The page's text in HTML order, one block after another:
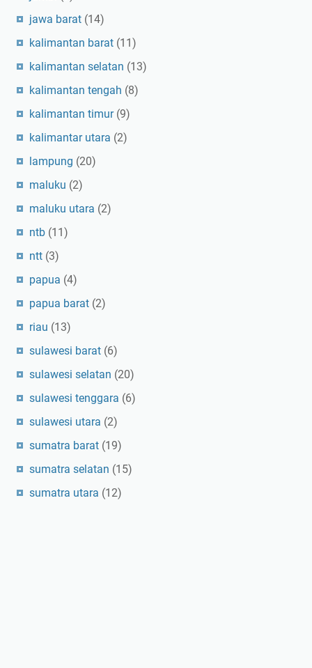
jawa barat (14)
kalimantan barat (11)
kalimantan selatan (13)
kalimantan tengah (8)
kalimantan timur (9)
kalimantar utara (2)
lampung (20)
maluku (2)
maluku utara (2)
ntb (11)
ntt (3)
papua (4)
papua barat (2)
riau (13)
sulawesi barat (6)
sulawesi selatan (20)
sulawesi tenggara (6)
sulawesi utara (2)
sumatra barat (19)
sumatra selatan (15)
sumatra utara (12)